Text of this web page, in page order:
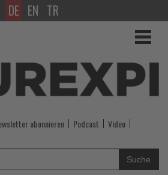
DE EN TR
abonnieren Podcast
Video
Suche